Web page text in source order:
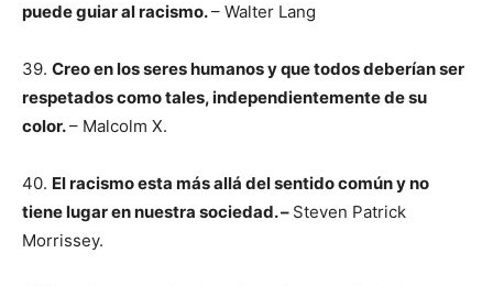
puede guiar al racismo.– Walter Lang
39. Creo en los seres humanos y que todos deberían ser
respetados como tales, independientemente de su
color.– Malcolm X.
40. El racismo esta más allá del sentido común y no
tiene lugar en nuestra sociedad. – Steven Patrick
Morrissey.